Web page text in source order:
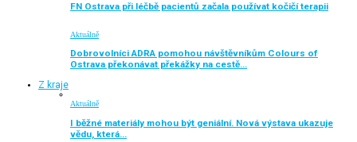
FN Ostrava při léčbě pacientů začala používat kočičí terapii
Aktuálně
Dobrovolníci ADRA pomohou návštěvníkům Colours of
Ostrava překonávat překážky na cestě…
Z kraje
Aktuálně
I běžné materiály mohou být geniální. Nová výstava ukazuje
vědu, která…